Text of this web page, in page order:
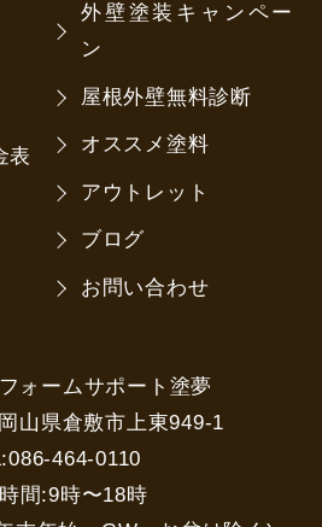
表
外壁塗装キャンペー
ン
屋根外壁無料診断
オススメ塗料
アウトレット
ブログ
お問い合わせ
ォームサポート塗夢
山県倉敷市上東949-1
464-0110
間:9時〜18時